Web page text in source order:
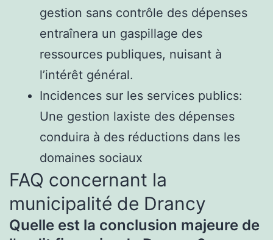
gestion sans contrôle des dépenses
entraînera un gaspillage des
ressources publiques, nuisant à
l’intérêt général.
Incidences sur les services publics:
Une gestion laxiste des dépenses
conduira à des réductions dans les
domaines sociaux
FAQ concernant la
municipalité de Drancy
Quelle est la conclusion majeure de